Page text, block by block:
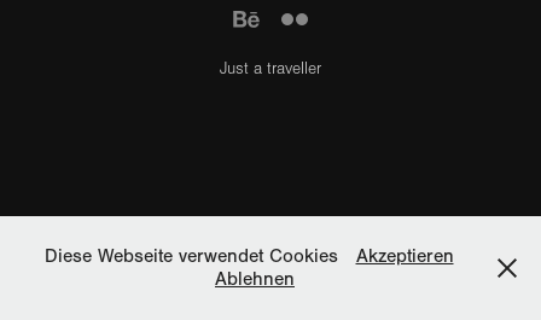
Just a traveller
Diese Webseite verwendet Cookies
Akzeptieren
Ablehnen